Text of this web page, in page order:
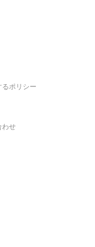
ポリシー
わせ